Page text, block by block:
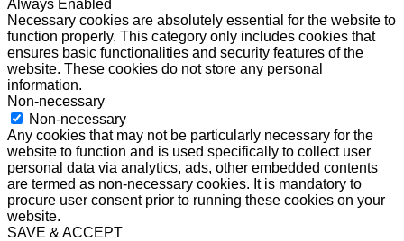
Always Enabled
Necessary cookies are absolutely essential for the website to
function properly. This category only includes cookies that
ensures basic functionalities and security features of the
website. These cookies do not store any personal
information.
Non-necessary
Non-necessary
Any cookies that may not be particularly necessary for the
website to function and is used specifically to collect user
personal data via analytics, ads, other embedded contents
are termed as non-necessary cookies. It is mandatory to
procure user consent prior to running these cookies on your
website.
SAVE & ACCEPT